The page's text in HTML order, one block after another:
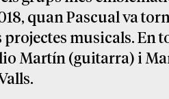
quan Pascual va
musicals. En
Martín (guitarra) i